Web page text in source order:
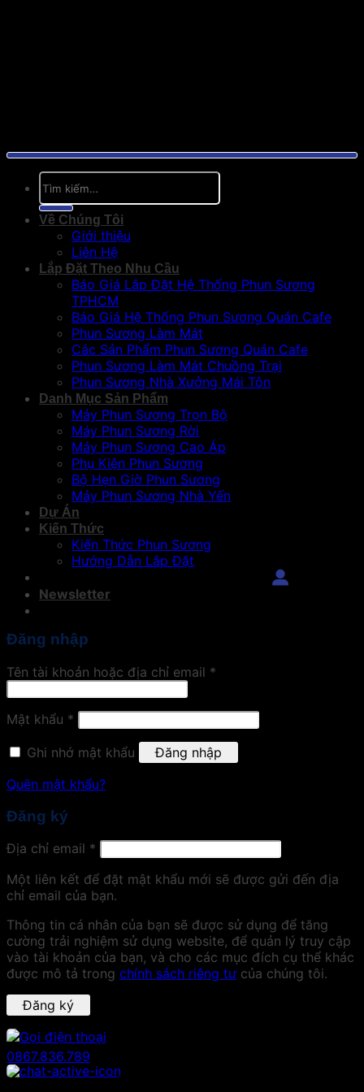
Tìm
kiếm:
Về Chúng Tôi
Giới thiệu
Liên Hệ
Lắp Đặt Theo Nhu Cầu
Báo Giá Lắp Đặt Hệ Thống Phun Sương
TPHCM
Báo Giá Hệ Thống Phun Sương Quán Cafe
Phun Sương Làm Mát
Các Sản Phẩm Phun Sương Quán Cafe
Phun Sương Làm Mát Chuồng Trại
Phun Sương Nhà Xưởng Mái Tôn
Danh Mục Sản Phẩm
Máy Phun Sương Trọn Bộ
Máy Phun Sương Rời
Máy Phun Sương Cao Áp
Phụ Kiện Phun Sương
Bộ Hẹn Giờ Phun Sương
Máy Phun Sương Nhà Yến
Dự Án
Kiến Thức
Kiến Thức Phun Sương
Hướng Dẫn Lắp Đặt
Newsletter
Đăng nhập
Tên tài khoản hoặc địa chỉ email *
Mật khẩu *
Ghi nhớ mật khẩu
Đăng nhập
Quên mật khẩu?
Đăng ký
Địa chỉ email *
Một liên kết để đặt mật khẩu mới sẽ được gửi đến địa
chỉ email của bạn.
Thông tin cá nhân của bạn sẽ được sử dụng để tăng
cường trải nghiệm sử dụng website, để quản lý truy cập
vào tài khoản của bạn, và cho các mục đích cụ thể khác
được mô tả trong chính sách riêng tưcủa chúng tôi.
Đăng ký
0867.836.789